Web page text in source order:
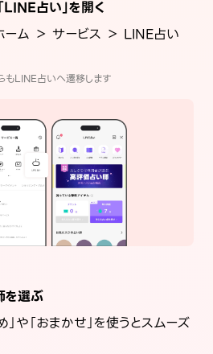
占い」を開く
ーム ＞ サービス ＞ LINE占い
もLINE占いへ遷移します
を選ぶ
」や「おまかせ」を使うとスムーズ